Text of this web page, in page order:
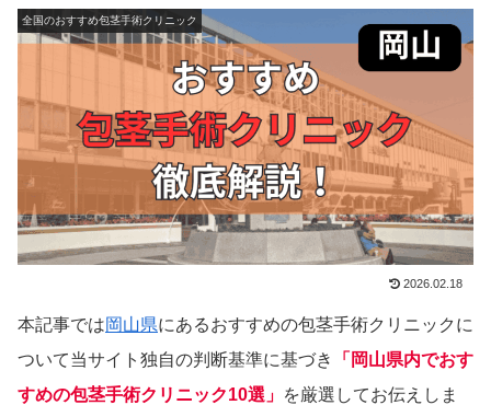
全国のおすすめ包茎手術クリニック
2026.02.18
本記事では岡山県にあるおすすめの包茎手術クリニックに
ついて当サイト独自の判断基準に基づき
「岡山県内でおす
すめの包茎手術クリニック10選」 を厳選してお伝えしま